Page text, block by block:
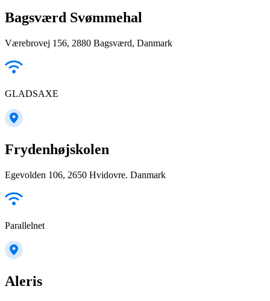
Bagsværd Svømmehal
Værebrovej 156, 2880 Bagsværd, Danmark
GLADSAXE
Frydenhøjskolen
Egevolden 106, 2650 Hvidovre. Danmark
Parallelnet
Aleris